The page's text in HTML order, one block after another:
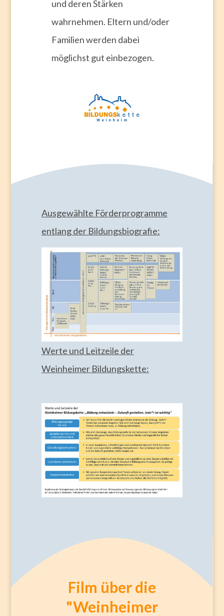
und deren Stärken
wahrnehmen. Eltern und/oder
Familien werden dabei
möglichst gut einbezogen.
Ausgewählte Förderprogramme
entlang der Bildungsbiografie:
Werte und Leitzeile der
Weinheimer Bildungskette:
Film über die
"Weinheimer